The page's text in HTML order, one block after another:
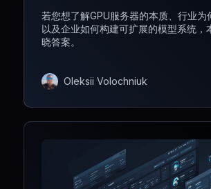
若您想了解GPU服务器的本质、行业为
以及企业如何构建可扩展的模型系统，
晓答案。
Oleksii Volochniuk